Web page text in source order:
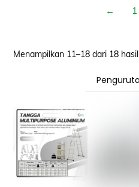
← 1
Menampilkan 11–18 dari 18 hasil